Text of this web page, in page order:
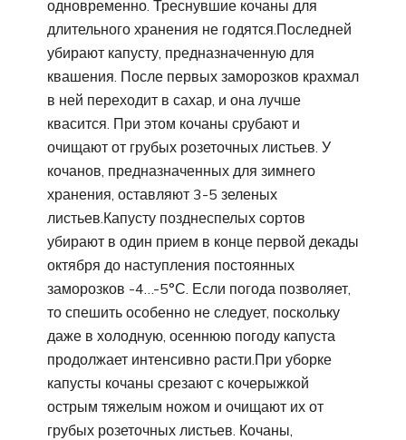
одновременно. Треснувшие кочаны для
длительного хранения не годятся.Последней
убирают капусту, предназначенную для
квашения. После первых заморозков крахмал
в ней переходит в сахар, и она лучше
квасится. При этом кочаны срубают и
очищают от грубых розеточных листьев. У
кочанов, предназначенных для зимнего
хранения, оставляют 3-5 зеленых
листьев.Капусту позднеспелых сортов
убирают в один прием в конце первой декады
октября до наступления постоянных
заморозков -4…-5°С. Если погода позволяет,
то спешить особенно не следует, поскольку
даже в холодную, осеннюю погоду капуста
продолжает интенсивно расти.При уборке
капусты кочаны срезают с кочерыжкой
острым тяжелым ножом и очищают их от
грубых розеточных листьев. Кочаны,